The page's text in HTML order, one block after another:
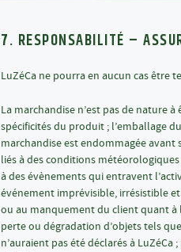
7. RESPONSABILITÉ –
LuZéCa ne pourra en aucun cas être
La marchandise n’est pas de nature
spécificités du produit ; l’emballage
marchandise est endommagée
liés à des conditions
à des évènements qui entravent
événement imprévisible, irrésistible
ou au manquement du client quant à
perte ou dégradation d’objets tels
n’auraient pas été déclarés à